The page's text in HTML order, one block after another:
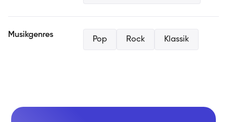
Musikgenres
Pop Rock Klassik